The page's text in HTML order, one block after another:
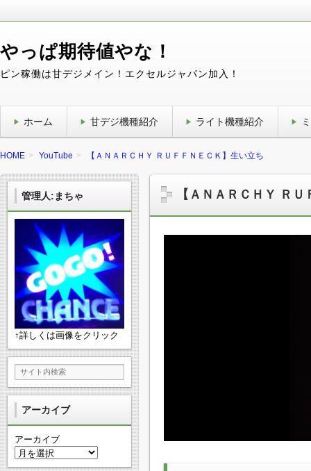
やっぱ期待値やな！
ピン稼働は甘デジメイン！エクセルジャパン加入！
ホーム 甘デジ機種紹介 ライト機種紹介
HOME YouTube 【ＡＮＡＲＣＨＹ ＲＵＦＦＮＥＣＫ】生い立ち
【ＡＮＡＲＣＨＹ Ｒ
管理人:まちゃ
↑詳しくは画像をクリック
アーカイブ
アーカイブ